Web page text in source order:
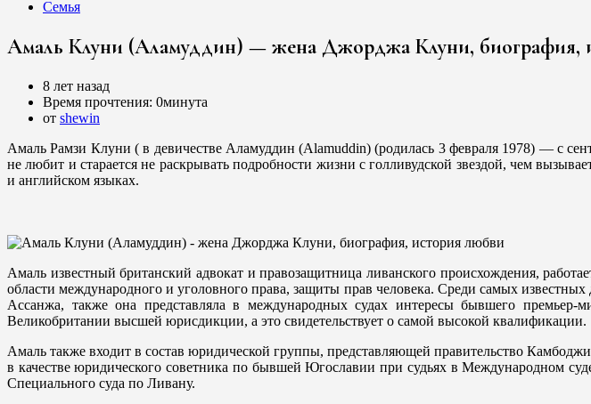
Семья
Амаль Клуни (Аламуддин) — жена Джорджа Клуни, биография,
8 лет назад
Время прочтения: 0минута
от shewin
Амаль Рамзи Клуни ( в девичестве Аламуддин (Alamuddin) (родилась 3 февраля 1978) — с
не любит и старается не раскрывать подробности жизни с голливудской звездой, чем
и английском языках.
Амаль известный британский адвокат и правозащитница ливанского происхождения,
области международного и уголовного права, защиты прав человека. Среди самых
Ассанжа, также она представляла в международных судах интересы бывшего премьер-
Великобритании высшей юрисдикции, а это свидетельствует о самой высокой квалификации.
Амаль также входит в состав юридической группы, представляющей правительство
в качестве юридического советника по бывшей Югославии при судьях в Международном
Специального суда по Ливану.